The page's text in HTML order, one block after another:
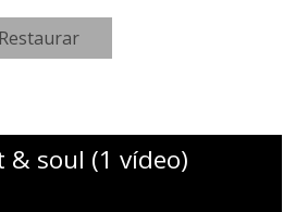
& soul (1 vídeo)